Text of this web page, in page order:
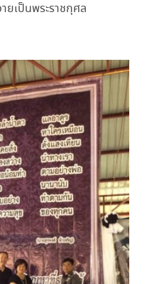
เป็นพระราชกุศล